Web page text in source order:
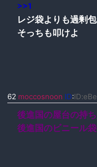
>>1
レジ袋よりも過剰
そっちも叩けよ
62 moccosnoon ID:
後進国の屋台の持
後進国のビニール